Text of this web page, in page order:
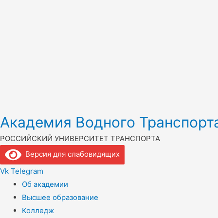
Академия Водного
РОССИЙСКИЙ УНИВЕРСИТЕТ ТРАНСПОРТА
Версия для слабовидящих
Vk Telegram
Об академии
Высшее образование
Колледж